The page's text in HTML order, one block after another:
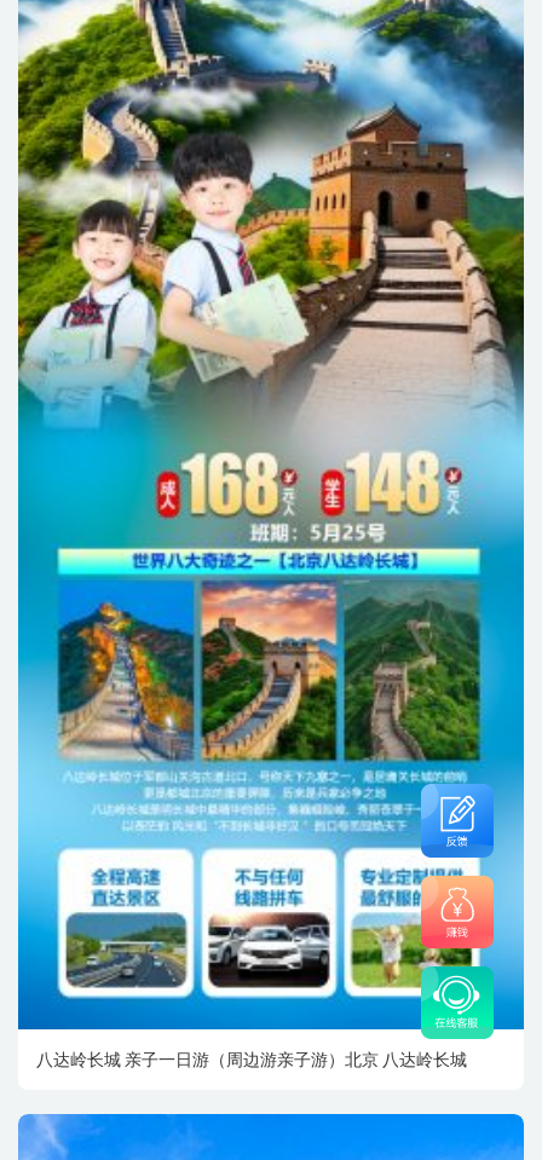
八达岭长城 亲子一日游（周边游亲子游）北京 八达岭长城